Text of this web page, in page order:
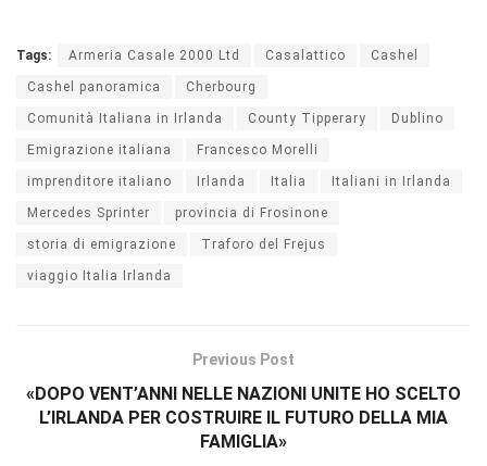
Tags: Armeria Casale 2000 Ltd Casalattico Cashel
Cashel panoramica Cherbourg
Comunità Italiana in Irlanda County Tipperary Dublino
Emigrazione italiana Francesco Morelli
imprenditore italiano Irlanda Italia Italiani in Irlanda
Mercedes Sprinter provincia di Frosinone
storia di emigrazione Traforo del Frejus
viaggio Italia Irlanda
Previous Post
«DOPO VENT’ANNI NELLE NAZIONI UNITE HO SCELTO
L’IRLANDA PER COSTRUIRE IL FUTURO DELLA MIA
FAMIGLIA»